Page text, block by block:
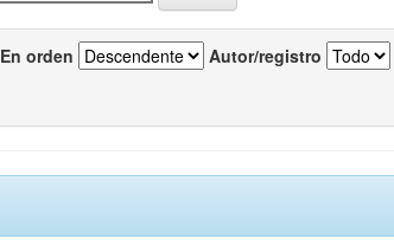
En orden Autor/registro